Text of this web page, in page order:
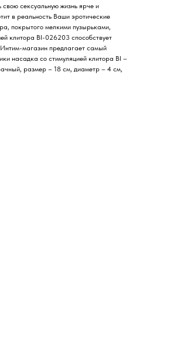
сексуальную жизнь ярче и
в реальность Ваши эротические
покрытого мелкими пузырьками,
клитора BI-026203 способствует
магазин предлагает самый
насадка со стимуляцией клитора BI –
размер – 18 см, диаметр – 4 см,